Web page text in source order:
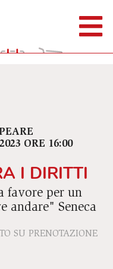
ORE 16:00
I DIRITTI
favore per un
andare" Seneca
SU PRENOTAZIONE